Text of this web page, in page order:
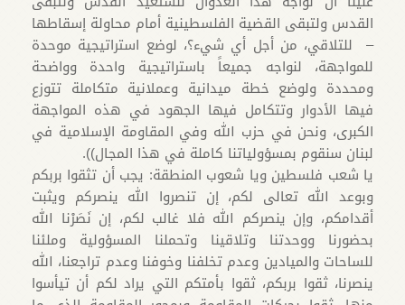
القدس ولتبقى القضية الفلسطينية أمام محاولة إسقاطها
– للتلاقي، من أجل أي شيء؟، لوضع استراتيجية موحدة
للمواجهة، لنواجه جميعاً باستراتيجية واحدة وواضحة
ومحددة ولوضع خطة ميدانية وعملانية متكاملة تتوزع
فيها الأدوار وتتكامل فيها الجهود في هذه المواجهة
الكبرى، ونحن في حزب الله وفي المقاومة الإسلامية في
لبنان سنقوم بمسؤولياتنا كاملة في هذا المجال)).
يا شعب فلسطين ويا شعوب المنطقة: يجب أن تثقوا بربكم
وبوعد الله تعالى لكم، إن تنصروا الله ينصركم ويثبت
أقدامكم، وإن ينصركم الله فلا غالب لكم، إن نَصَرْنا الله
بحضورنا ووحدتنا وتلاقينا وتحملنا المسؤولية وملئنا
للساحات والميادين وعدم تخلفنا وخوفنا وعدم تراجعنا، الله
ينصرنا، ثقوا بربكم، ثقوا بأمتكم التي يراد لكم أن تيأسوا